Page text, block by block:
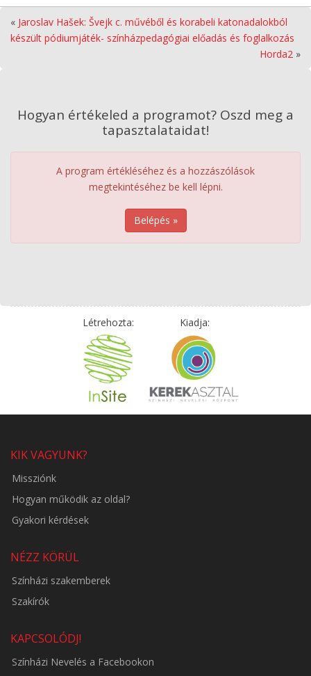
« Jaroslav Hašek: Švejk c. művéből és korabeli katonadalokból
készült pódiumjáték- színházpedagógiai előadás és foglalkozás
Horda2 »
Hogyan értékeled a programot? Oszd meg a
tapasztalataidat!
A program értékléséhez és a hozzászólások
megtekintéséhez be kell lépni.
Belépés »
Létrehozta: Kiadja:
KIK VAGYUNK?
Missziónk
Hogyan működik az oldal?
Gyakori kérdések
NÉZZ KÖRÜL
Színházi szakemberek
Szakírók
KAPCSOLÓDJ!
Színházi Nevelés a Facebookon